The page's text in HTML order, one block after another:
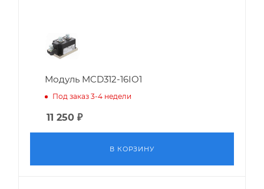
Модуль MCD312-16IO1
Под заказ 3-4 недели
11 250 ₽
В КОРЗИНУ